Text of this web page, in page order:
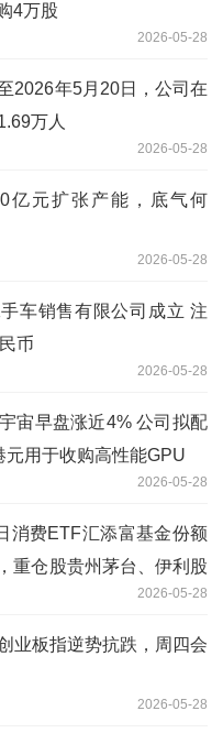
4万股
2026-05-28
2026年5月20日，公司在
万人
2026-05-28
亿元扩张产能，底气何
2026-05-28
车销售有限公司成立 注
币
2026-05-28
宙早盘涨近4% 公司拟配
元用于收购高性能GPU
2026-05-28
消费ETF汇添富基金份额
重仓股贵州茅台、伊利股
2026-05-28
业板指逆势抗跌，周四会
2026-05-28